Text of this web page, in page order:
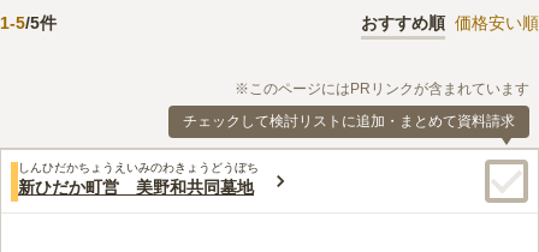
1-5/5件 おすすめ順 価格安い順
※このページにはPRリンクが含まれています
チェックして検討リストに追加・まとめて資料請求
しんひだかちょうえいみのわきょうどうぼち
新ひだか町営 美野和共同墓地